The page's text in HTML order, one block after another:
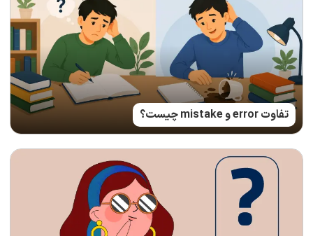
تفاوت error و mistake چیست؟